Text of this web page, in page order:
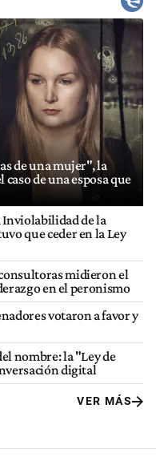
de una mujer", la
de una esposa que
Inviolabilidad de la
que ceder en la Ley
midieron el
en el peronismo
votaron a favor y
nombre: la "Ley de
digital
VER MÁS